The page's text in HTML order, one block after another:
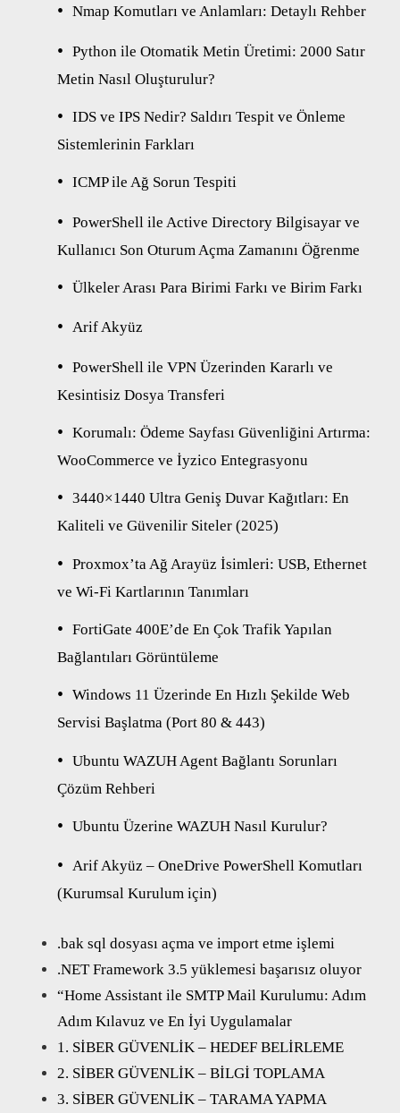
Nmap Komutları ve Anlamları: Detaylı Rehber
Python ile Otomatik Metin Üretimi: 2000 Satır
Metin Nasıl Oluşturulur?
IDS ve IPS Nedir? Saldırı Tespit ve Önleme
Sistemlerinin Farkları
ICMP ile Ağ Sorun Tespiti
PowerShell ile Active Directory Bilgisayar ve
Kullanıcı Son Oturum Açma Zamanını Öğrenme
Ülkeler Arası Para Birimi Farkı ve Birim Farkı
Arif Akyüz
PowerShell ile VPN Üzerinden Kararlı ve
Kesintisiz Dosya Transferi
Korumalı: Ödeme Sayfası Güvenliğini Artırma:
WooCommerce ve İyzico Entegrasyonu
3440×1440 Ultra Geniş Duvar Kağıtları: En
Kaliteli ve Güvenilir Siteler (2025)
Proxmox’ta Ağ Arayüz İsimleri: USB, Ethernet
ve Wi-Fi Kartlarının Tanımları
FortiGate 400E’de En Çok Trafik Yapılan
Bağlantıları Görüntüleme
Windows 11 Üzerinde En Hızlı Şekilde Web
Servisi Başlatma (Port 80 & 443)
Ubuntu WAZUH Agent Bağlantı Sorunları
Çözüm Rehberi
Ubuntu Üzerine WAZUH Nasıl Kurulur?
Arif Akyüz – OneDrive PowerShell Komutları
(Kurumsal Kurulum için)
.bak sql dosyası açma ve import etme işlemi
.NET Framework 3.5 yüklemesi başarısız oluyor
“Home Assistant ile SMTP Mail Kurulumu: Adım
Adım Kılavuz ve En İyi Uygulamalar
1. SİBER GÜVENLİK – HEDEF BELİRLEME
2. SİBER GÜVENLİK – BİLGİ TOPLAMA
3. SİBER GÜVENLİK – TARAMA YAPMA